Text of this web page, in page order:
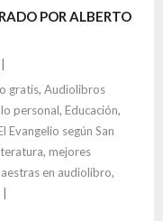
POR ALBERTO
gratis, Audiolibros
personal, Educación,
Evangelio según San
, mejores
en audiolibro,